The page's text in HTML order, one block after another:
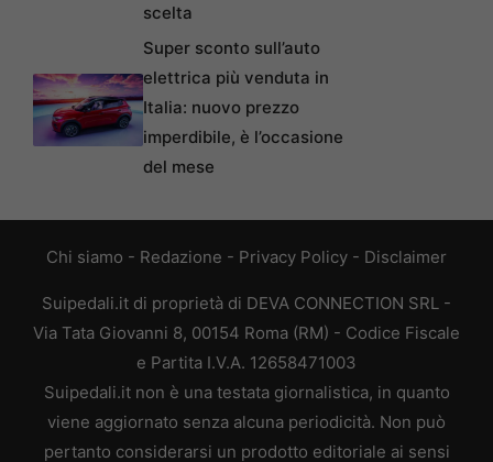
scelta
Super sconto sull’auto
elettrica più venduta in
Italia: nuovo prezzo
imperdibile, è l’occasione
del mese
Chi siamo - Redazione - Privacy Policy - Disclaimer
Suipedali.it di proprietà di DEVA CONNECTION SRL -
Via Tata Giovanni 8, 00154 Roma (RM) - Codice Fiscale
e Partita I.V.A. 12658471003
Suipedali.it non è una testata giornalistica, in quanto
viene aggiornato senza alcuna periodicità. Non può
pertanto considerarsi un prodotto editoriale ai sensi